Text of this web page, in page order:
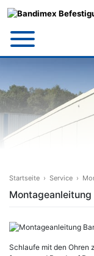
Startseite › Service ›
Schlaufe mit den Ohren